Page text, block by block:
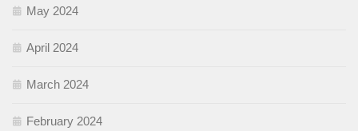
May 2024
April 2024
March 2024
February 2024